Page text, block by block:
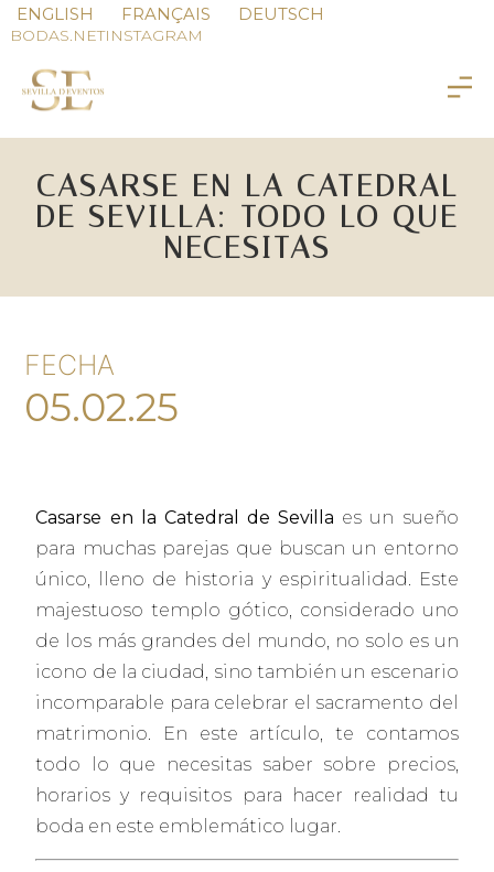
ENGLISH FRANÇAIS DEUTSCH
BODAS.NETINSTAGRAM
CASARSE EN LA CATEDRAL
DE SEVILLA: TODO LO QUE
NECESITAS
FECHA
05.02.25
Casarse en la Catedral de Sevilla es un sueño
para muchas parejas que buscan un entorno
único, lleno de historia y espiritualidad. Este
majestuoso templo gótico, considerado uno
de los más grandes del mundo, no solo es un
icono de la ciudad, sino también un escenario
incomparable para celebrar el sacramento del
matrimonio. En este artículo, te contamos
todo lo que necesitas saber sobre precios,
horarios y requisitos para hacer realidad tu
boda en este emblemático lugar.